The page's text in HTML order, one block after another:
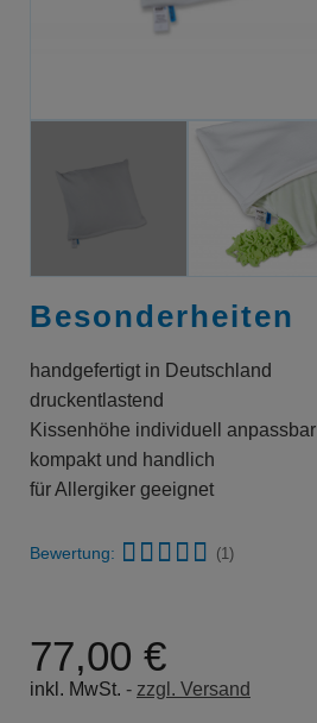
Besonderheiten
handgefertigt in Deutschland
druckentlastend
Kissenhöhe individuell anpassbar
kompakt und handlich
für Allergiker geeignet
Bewertung: (1)
77,00 €
inkl. MwSt. zzgl. Versand